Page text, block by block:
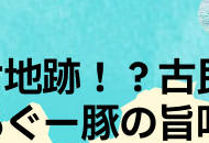
ステーキ・焼肉
その他の肉料理
ショッピン
サウナ
沖縄の海
跡！？
ぐー豚の